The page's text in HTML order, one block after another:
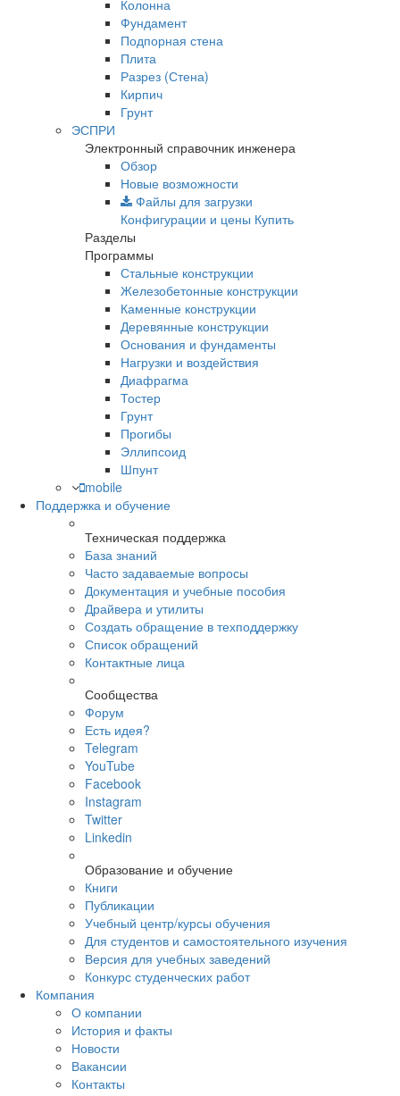
Колонна
Фундамент
Подпорная стена
Плита
Разрез (Стена)
Кирпич
Грунт
ЭСПРИ
Электронный справочник инженера
Обзор
Новые возможности
Файлы для загрузки
Конфигурации и цены Купить
Разделы
Программы
Стальные конструкции
Железобетонные конструкции
Каменные конструкции
Деревянные конструкции
Основания и фундаменты
Нагрузки и воздействия
Диафрагма
Тостер
Грунт
Прогибы
Эллипсоид
Шпунт
mobile
Поддержка и обучение
Техническая поддержка
База знаний
Часто задаваемые вопросы
Документация и учебные пособия
Драйвера и утилиты
Создать обращение в техподдержку
Список обращений
Контактные лица
Сообщества
Форум
Есть идея?
Telegram
YouTube
Facebook
Instagram
Twitter
Linkedin
Образование и обучение
Книги
Публикации
Учебный центр/курсы обучения
Для студентов и самостоятельного изучения
Версия для учебных заведений
Конкурс студенческих работ
Компания
О компании
История и факты
Новости
Вакансии
Контакты